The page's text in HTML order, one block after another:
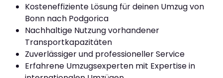
Kosteneffiziente Lösung für deinen Umzug von
Bonn nach Podgorica
Nachhaltige Nutzung vorhandener
Transportkapazitäten
Zuverlässiger und professioneller Service
Erfahrene Umzugsexperten mit Expertise in